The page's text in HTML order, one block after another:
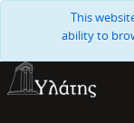
This
ability to